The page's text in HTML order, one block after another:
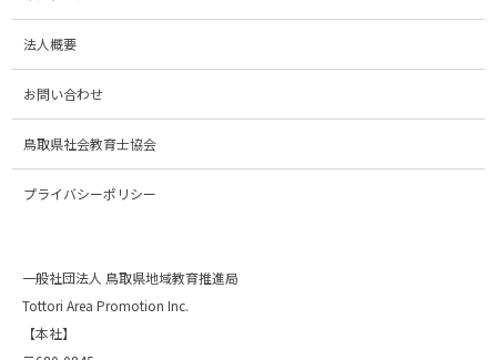
法人概要
お問い合わせ
鳥取県社会教育士協会
プライバシーポリシー
一般社団法人 鳥取県地域教育推進局
Tottori Area Promotion Inc.
【本社】